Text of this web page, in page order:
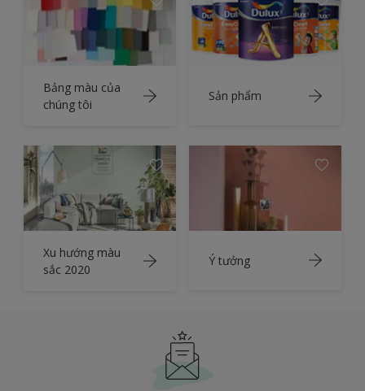
Bảng màu của
chúng tôi
Sản phẩm
Xu hướng màu
sắc 2020
Ý tưởng